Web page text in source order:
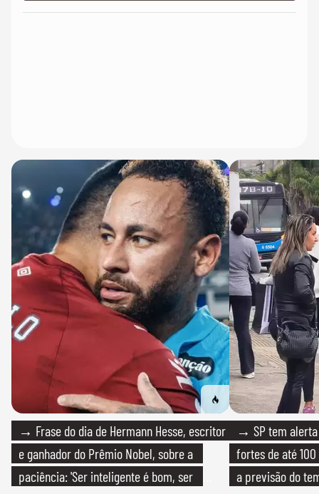
→ Frase do dia de Hermann Hesse, escritor
e ganhador do Prêmio Nobel, sobre a
paciência: 'Ser inteligente é bom, ser
→ SP tem
fortes de até
a previsão do